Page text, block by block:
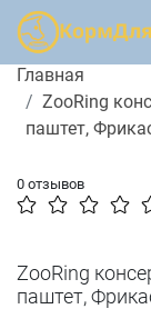
Главная
ZooRing
паштет,
0 отзывов
ZooRing
паштет,